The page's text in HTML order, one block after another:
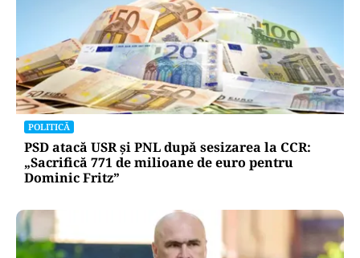
POLITICĂ
PSD atacă USR și PNL după sesizarea la CCR:
„Sacrifică 771 de milioane de euro pentru
Dominic Fritz”